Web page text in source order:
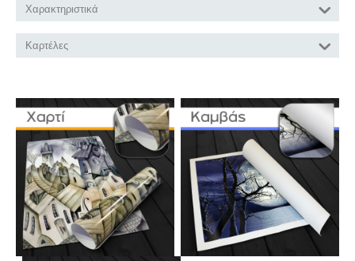
Χαρακτηριστικά
Καρτέλες